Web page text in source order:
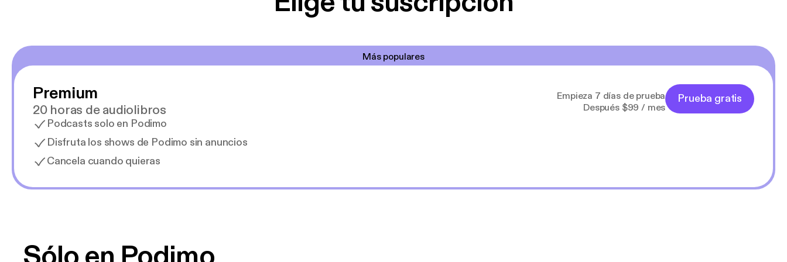
Más populares
Premium
20 horas de audiolibros
Podcasts solo en Podimo
Disfruta los shows de Podimo sin anuncios
Cancela cuando quieras
Empieza 7 días de prueba
Después $99 / mes
Prueba gratis